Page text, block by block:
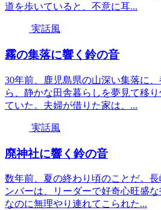
道を歩いていると、不意に耳...
実話風
霧の集落に響く鈴の音
30年前、鹿児島県の山深い集落に
ら、静かな田舎暮らしを夢見て移
ていた。夫婦が借りた家は、...
実話風
廃神社に響く鈴の音
数年前、夏の終わり頃のことだ。
ンバーは、リーダーで好奇心旺盛
なのに無理やり連れてこられた...